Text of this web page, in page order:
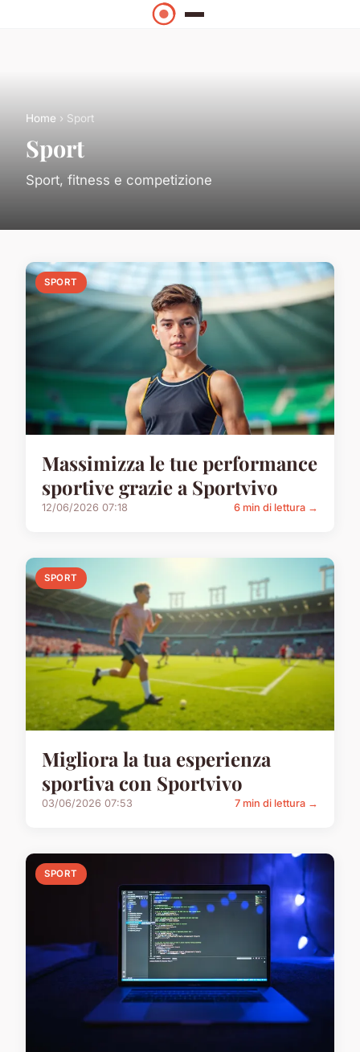
Home › Sport
Sport
Sport, fitness e competizione
SPORT
Massimizza le tue performance
sportive grazie a Sportvivo
12/06/2026 07:18 6 min di lettura →
SPORT
Migliora la tua esperienza
sportiva con Sportvivo
03/06/2026 07:53 7 min di lettura →
SPORT